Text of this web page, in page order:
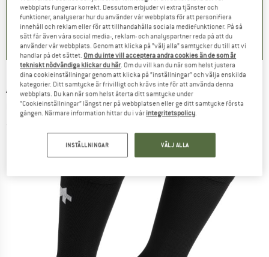
+1
4,7(80)
+2
4,7(63)
ASSOS - R Socks S9 - Twin Pack -
Cykelstrumpor
webbplats fungerar korrekt. Dessutom erbjuder vi extra tjänster och
funktioner, analyserar hur du använder vår webbplats för att personifiera
innehåll och reklam eller för att tillhandahålla sociala mediefunktioner. På så
sätt får även våra social media-, reklam- och analyspartner reda på att du
använder vår webbplats. Genom att klicka på ”välj alla” samtycker du till att vi
handlar på det sättet. Om du inte vill acceptera andra cookies än de som är
tekniskt nödvändiga klickar du här . Om du vill kan du när som helst justera
dina cookieinställningar genom att klicka på ”inställningar” och välja enskilda
kategorier. Ditt samtycke är frivilligt och krävs inte för att använda denna
webbplats. Du kan när som helst återta ditt samtycke under
”Cookieinställningar” längst ner på webbplatsen eller ge ditt samtycke första
gången. Närmare information hittar du i vår integritetspolicy
INSTÄLLNINGAR VÄLJ ALLA